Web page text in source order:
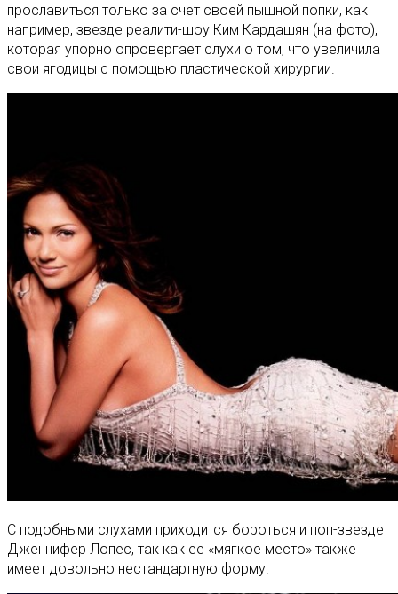
прославиться только за счет своей пышной попки, как
например, звезде реалити-шоу Ким Кардашян (на фото),
которая упорно опровергает слухи о том, что увеличила
свои ягодицы с помощью пластической хирургии.
С подобными слухами приходится бороться и поп-звезде
Дженнифер Лопес, так как ее «мягкое место» также
имеет довольно нестандартную форму.